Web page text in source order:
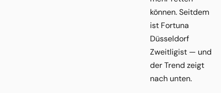
können. Seitdem
ist Fortuna
Düsseldorf
Zweitligist — und
der Trend zeigt
nach unten.